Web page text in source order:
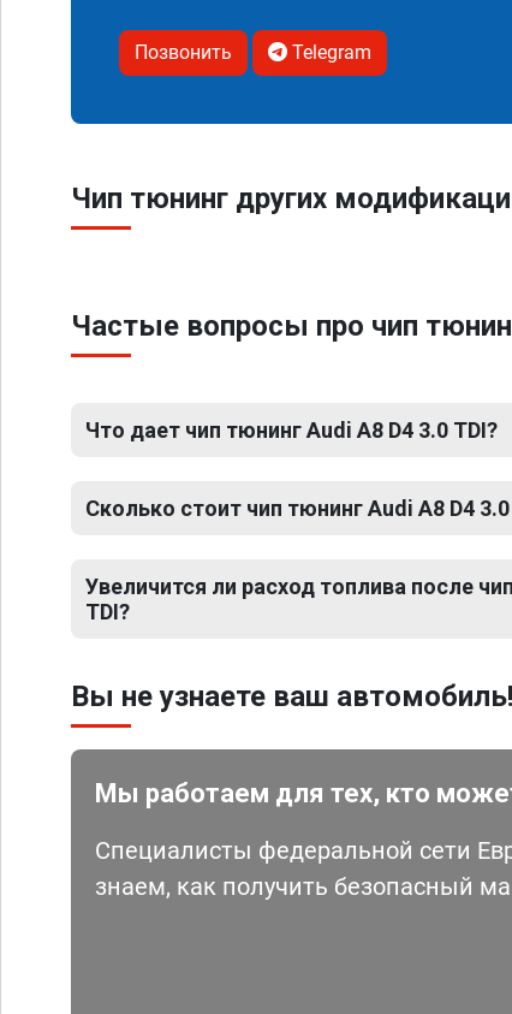
Позвонить Telegram
Чип тюнинг других
Частые вопросы про чип
Что дает чип тюнинг Audi A8 D4 3.0 TDI?
Сколько стоит чип тюнинг Audi A8 D4 3.0
Увеличится ли расход топлива после
TDI?
Вы не узнаете ваш автомобиль!
Мы работаем для тех, кто
Специалисты федеральной сети
знаем, как получить безопасный